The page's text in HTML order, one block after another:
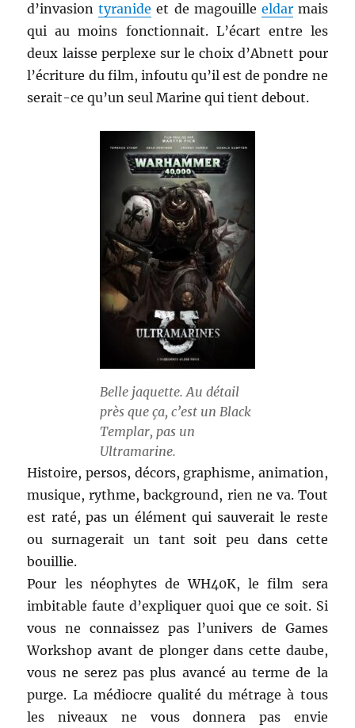
d’invasiontyranide et de magouille eldarmais
qui au moins fonctionnait. L’écart entre les
deux laisse perplexe sur le choix d’Abnett pour
l’écriture du film, infoutu qu’il est de pondre ne
serait-ce qu’un seul Marine qui tient debout.
Belle jaquette. Au détail
près que ça, c’est un Black
Templar, pas un
Ultramarine.
Histoire, persos, décors, graphisme, animation,
musique, rythme, background, rien ne va. Tout
est raté, pas un élément qui sauverait le reste
ou surnagerait un tant soit peu dans cette
bouillie.
Pour les néophytes de WH40K, le film sera
imbitable faute d’expliquer quoi que ce soit. Si
vous ne connaissez pas l’univers de Games
Workshop avant de plonger dans cette daube,
vous ne serez pas plus avancé au terme de la
purge. La médiocre qualité du métrage à tous
les niveaux ne vous donnera pas envie